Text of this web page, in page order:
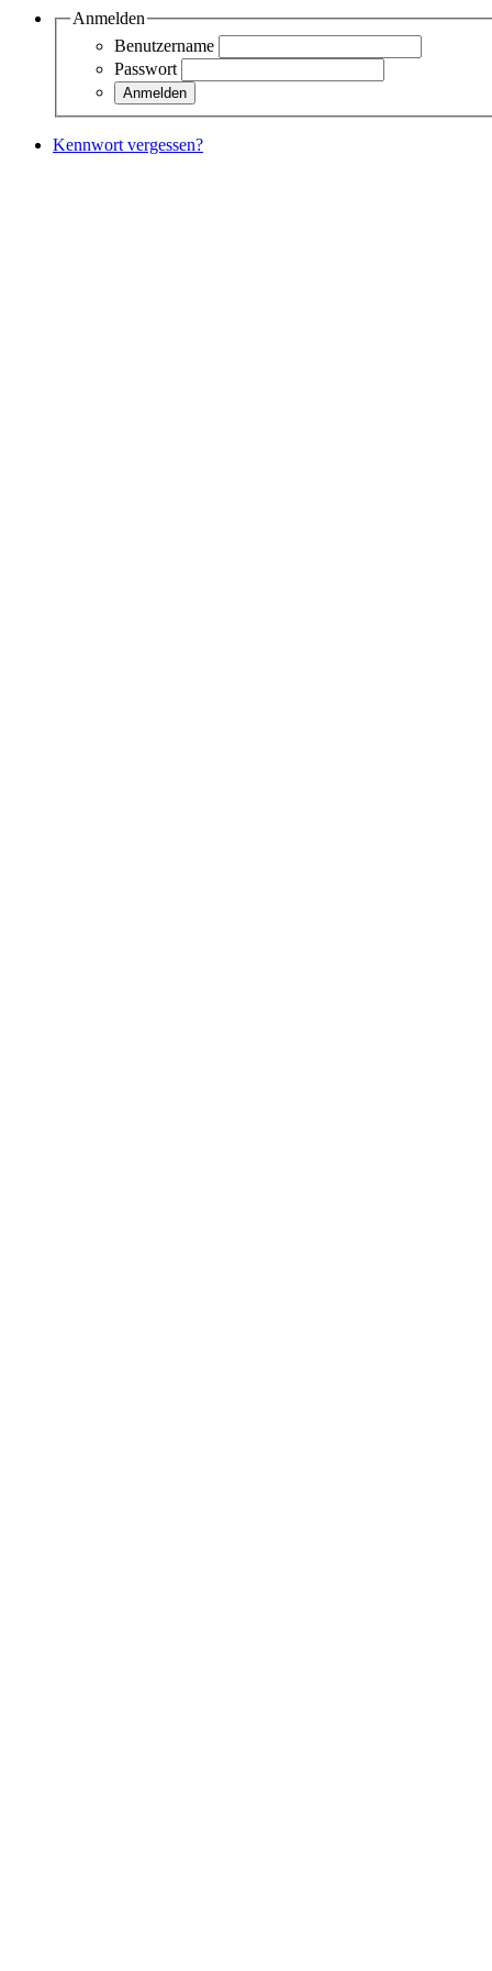
Anmelden
Benutzername
Passwort
Kennwort vergessen?